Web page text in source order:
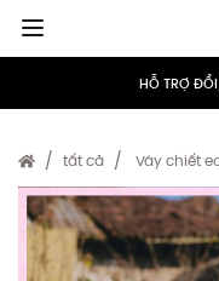
MIỄN PHÍ
HỖ TRỢ
MIỄN PHÍ
HỖ TRỢ
tất cả
Váy chiết
Dress